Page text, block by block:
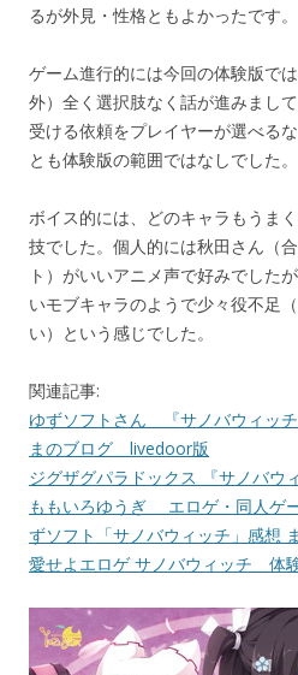
るが外見・性格ともよかったです。
ゲーム進行的には今回の体験版で
外）全く選択肢なく話が進みまし
受ける依頼をプレイヤーが選べる
とも体験版の範囲ではなしでした。
ボイス的には、どのキャラもうま
技でした。個人的には秋田さん（
ト）がいいアニメ声で好みでした
いモブキャラのようで少々役不足
い）という感じでした。
関連記事:
ゆずソフトさん 『サノバウィッ
まのブログ livedoor版
ジグザグパラドックス 『サノバ
ももいろゆうぎ エロゲ・同人ゲ
ずソフト「サノバウィッチ」感想
愛せよエロゲ サノバウィッチ 体